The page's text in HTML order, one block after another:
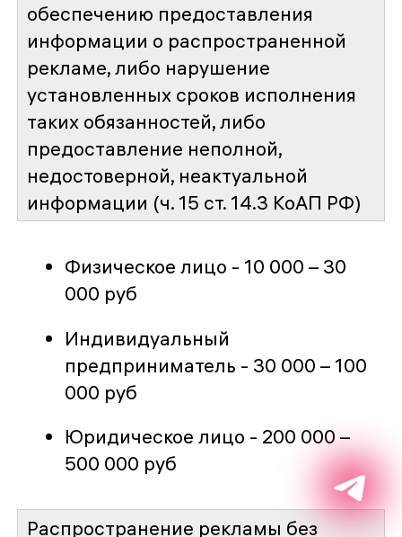
обеспечению предоставления
информации о распространенной
рекламе, либо нарушение
установленных сроков исполнения
таких обязанностей, либо
предоставление неполной,
недостоверной, неактуальной
информации (ч. 15 ст. 14.3 КоАП РФ)
Физическое лицо - 10 000 – 30
000 руб
Индивидуальный
предприниматель - 30 000 – 100
000 руб
Юридическое лицо - 200 000 –
500 000 руб
Распространение рекламы без